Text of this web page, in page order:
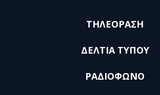
ΤΗΛΕΟΡΑΣΗ
ΔΕΛΤΙΑ ΤΥΠΟΥ
ΡΑΔΙΟΦΩΝΟ